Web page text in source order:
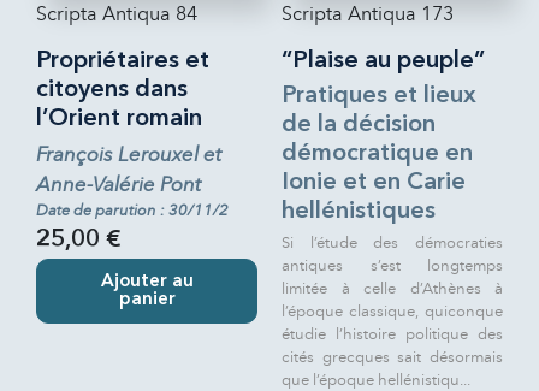
Scripta Antiqua 84
Propriétaires et
citoyens dans
l’Orient romain
François Lerouxel et
Anne-Valérie Pont
Date de parution : 30/11/2
25,00 €
Ajouter au
panier
Scripta Antiqua 173
“Plaise au peuple”
Pratiques et lieux
de la décision
démocratique en
Ionie et en Carie
hellénistiques
Si l’étude des démocraties
antiques s’est longtemps
limitée à celle d’Athènes à
l’époque classique, quiconque
étudie l’histoire politique des
cités grecques sait désormais
que l’époque hellénistiqu...